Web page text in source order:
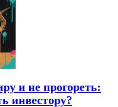
и не прогореть:
инвестору?